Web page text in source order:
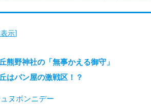
示]
熊野神社の「無事かえる御守」
はパン屋の激戦区！？
ヌボンニデー